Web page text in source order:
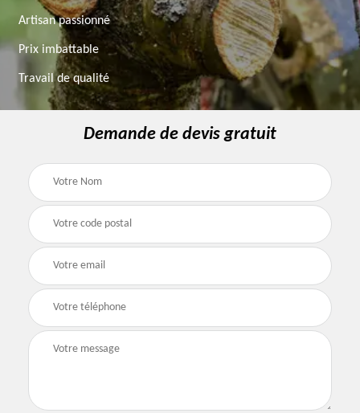
Artisan passionné
Prix imbattable
Travail de qualité
Demande de devis gratuit